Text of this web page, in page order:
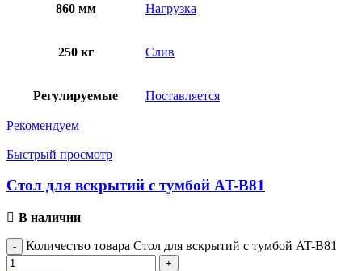
860 мм Нагрузка
250 кг Слив
Регулируемые Поставляется
Рекомендуем
Быстрый просмотр
Стол для вскрытий с тумбой AT-B81
В наличии
Количество товара Стол для вскрытий с тумбой AT-B81